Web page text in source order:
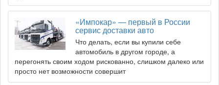
«Импокар» — первый в России
сервис доставки авто
Что делать, если вы купили себе
автомобиль в другом городе, а
перегонять своим ходом рискованно, слишком далеко или
просто нет возможности совершит